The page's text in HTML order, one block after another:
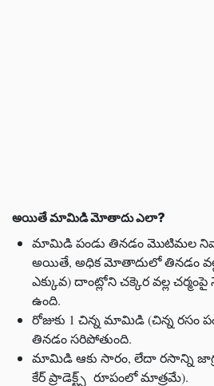
అయితే మామిడి మోతాదు ఎలా?
మామిడి పండు తినడం మొటిమల
అయితే, అధిక మోతాదులో తినడం వల్ల
ఎక్కువ) దాంట్లోని చక్కెర వల్ల
ఉంది.
రోజుకు 1 చిన్న మామిడి (చిన్న రసం
తినడం సరిపోతుంది.
మామిడి ఆకు సారం, లేదా రసాన్ని
కేర్ ప్రాడెక్ట్స్ రూపంలో మాత్రమే).